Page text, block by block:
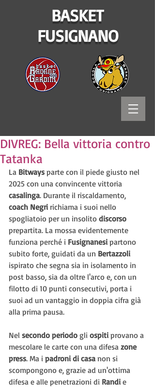
BASKET
FUSIGNANO
DIVREG: Bella vittoria contro
Tatanka
La Bitways parte con il piede giusto nel
2025 con una convincente vittoria
casalinga. Durante il riscaldamento,
coach Negri richiama i suoi nello
spogliatoio per un insolito discorso
prepartita. La mossa evidentemente
funziona perché i Fusignanesi partono
subito forte, guidati da un Bertazzoli
ispirato che segna sia in isolamento in
post basso, sia da oltre l'arco e, con un
filotto di 10 punti consecutivi, porta i
suoi ad un vantaggio in doppia cifra già
alla prima pausa.
Nel secondo periodo gli ospiti provano a
mescolare le carte con una difesa zone
press. Ma i padroni di casa non si
scompongono e, grazie ad un'ottima
difesa e alle penetrazioni di Randi e